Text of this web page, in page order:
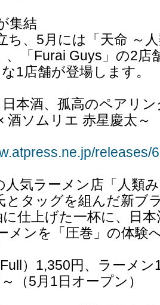
集結
ち、5月には「天命 ～
、「Furai Guys」の2
1店舗が登場します。
本酒、孤高のペアリン
酒ソムリエ 赤星慶太～
releases/
人気ラーメン店「人類
とタッグを組んだ新ブ
に仕上げた一杯に、日
メンを「圧巻」の体験
）1,350円、ラーメ
（5月1日オープン）